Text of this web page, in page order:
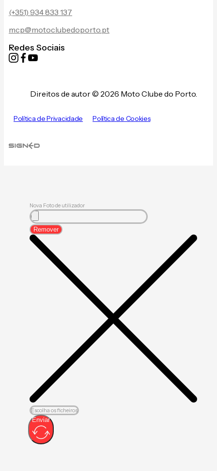
(+351) 934 833 137
mcp@motoclubedoporto.pt
Redes Sociais
Direitos de autor © 2026 Moto Clube do Porto.
Política de Privacidade Política de Cookies
Nova Foto de utilizador
Remover
Escolha os ficheiros
Enviar